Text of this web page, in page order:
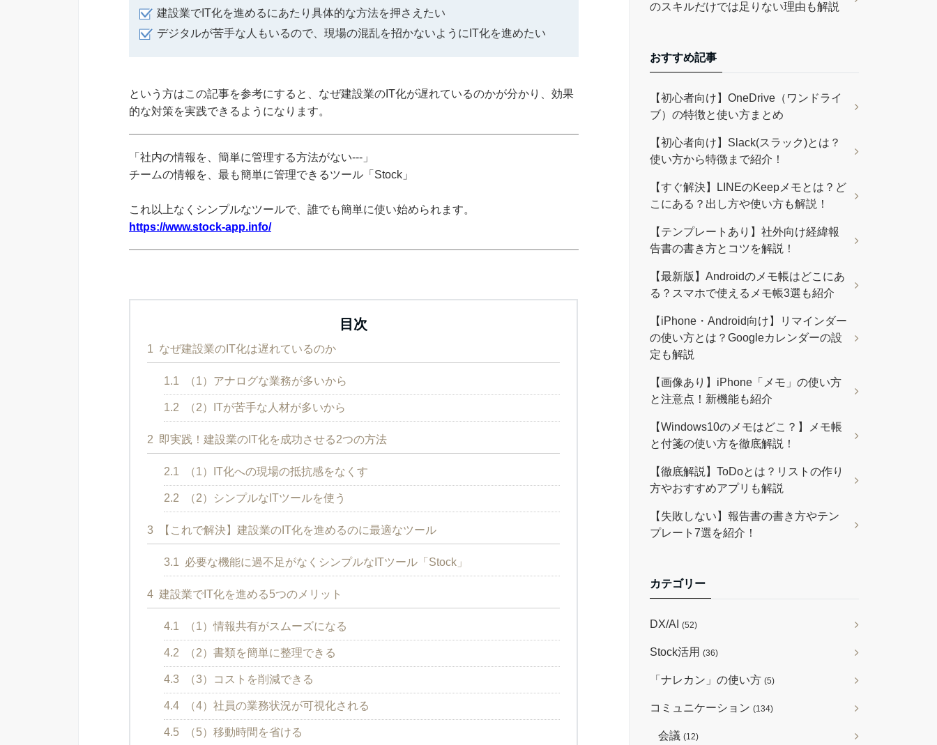
建設業でIT化を進めるにあたり具体的な方法を押さえたい
デジタルが苦手な人もいるので、現場の混乱を招かないようにIT化を進めたい
という方はこの記事を参考にすると、なぜ建設業のIT化が遅れているのかが分かり、効果
的な対策を実践できるようになります。
「社内の情報を、簡単に管理する方法がない---」
チームの情報を、最も簡単に管理できるツール「Stock」
これ以上なくシンプルなツールで、誰でも簡単に使い始められます。
https://www.stock-app.info/
目次
1 なぜ建設業のIT化は遅れているのか
1.1 （1）アナログな業務が多いから
1.2 （2）ITが苦手な人材が多いから
2 即実践！建設業のIT化を成功させる2つの方法
2.1 （1）IT化への現場の抵抗感をなくす
2.2 （2）シンプルなITツールを使う
3 【これで解決】建設業のIT化を進めるのに最適なツール
3.1 必要な機能に過不足がなくシンプルなITツール「Stock」
4 建設業でIT化を進める5つのメリット
4.1 （1）情報共有がスムーズになる
4.2 （2）書類を簡単に整理できる
4.3 （3）コストを削減できる
4.4 （4）社員の業務状況が可視化される
4.5 （5）移動時間を省ける
のスキルだけでは足りない理由も解説
おすすめ記事
【初心者向け】OneDrive（ワンドライ
ブ）の特徴と使い方まとめ
【初心者向け】Slack(スラック)とは？
使い方から特徴まで紹介！
【すぐ解決】LINEのKeepメモとは？ど
こにある？出し方や使い方も解説！
【テンプレートあり】社外向け経緯報
告書の書き方とコツを解説！
【最新版】Androidのメモ帳はどこにあ
る？スマホで使えるメモ帳3選も紹介
【iPhone・Android向け】リマインダー
の使い方とは？Googleカレンダーの設
定も解説
【画像あり】iPhone「メモ」の使い方
と注意点！新機能も紹介
【Windows10のメモはどこ？】メモ帳
と付箋の使い方を徹底解説！
【徹底解説】ToDoとは？リストの作り
方やおすすめアプリも解説
【失敗しない】報告書の書き方やテン
プレート7選を紹介！
カテゴリー
DX/AI (52)
Stock活用 (36)
「ナレカン」の使い方 (5)
コミュニケーション (134)
会議 (12)